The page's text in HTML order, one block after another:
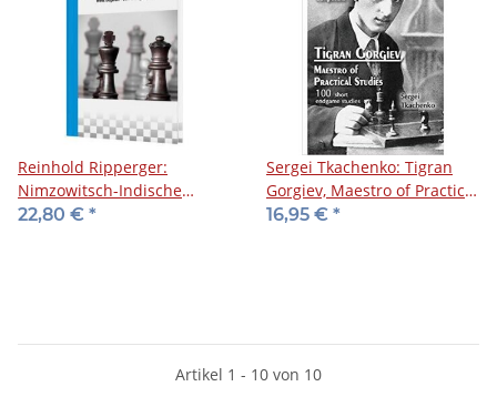
Reinhold Ripperger:
Nimzowitsch-Indische
Verteidigung
22,80 € *
Sergei Tkachenko: Tigran
Gorgiev, Maestro of Practical
Studies
16,95 € *
Artikel 1 - 10 von 10